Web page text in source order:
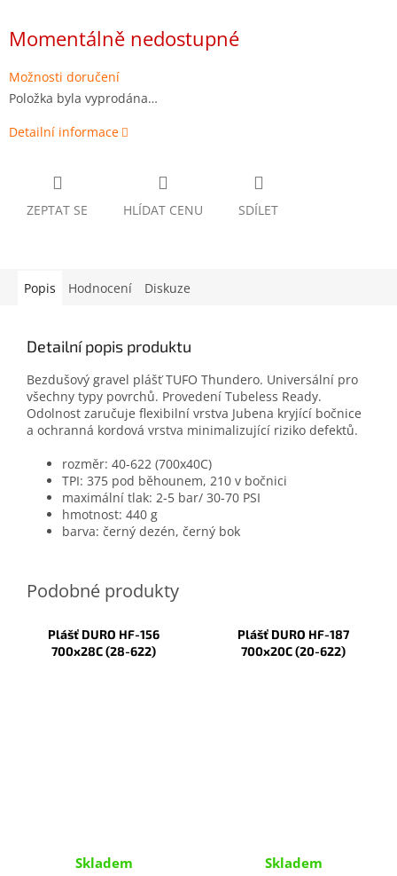
cena:
Momentálně nedostupné
Možnosti doručení
Položka byla vyprodána…
Detailní informace
ZEPTAT SE HLÍDAT CENU SDÍLET
Popis Hodnocení Diskuze
Detailní popis produktu
Bezdušový gravel plášť TUFO Thundero. Universální pro
všechny typy povrchů. Provedení Tubeless Ready.
Odolnost zaručuje flexibilní vrstva Jubena kryjící bočnice
a ochranná kordová vrstva minimalizující riziko defektů.
rozměr: 40-622 (700x40C)
TPI: 375 pod běhounem, 210 v bočnici
maximální tlak: 2-5 bar/ 30-70 PSI
hmotnost: 440 g
barva: černý dezén, černý bok
Plášť DURO HF-156
700x28C (28-622)
Skladem
Plášť DURO HF-187
700x20C (20-622)
Skladem